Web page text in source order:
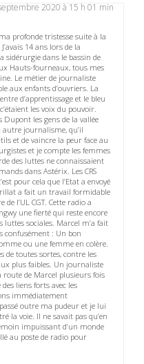
2020 à 15 h 01 min
profonde tristesse suite à la
14 ans lors de la
sidérurgie dans le bassin de
Hauts-fourneaux, tous mes
Le métier de journaliste
aux enfants d’ouvriers. La
d’apprentissage et le bleu
les voix du pouvoir.
Dupont les gens de la vallée
journalisme, qu’il
et de vaincre la peur face au
et je compte les femmes
des luttes ne connaissaient
dans Astérix. Les CRS
pour cela que l’Etat a envoyé
a fait un travail formidable
l’UL CGT. Cette radio a
une fierté qui reste encore
luttes sociales. Marcel m’a fait
confusément : Un bon
ou une femme en colère.
de toutes sortes, contre les
plus faibles. Un journaliste
route de Marcel plusieurs fois
liens forts avec les
immédiatement
outre ma pudeur et je lui
la voie. Il ne savait pas qu’en
impuissant d’un monde
au poste de radio pour